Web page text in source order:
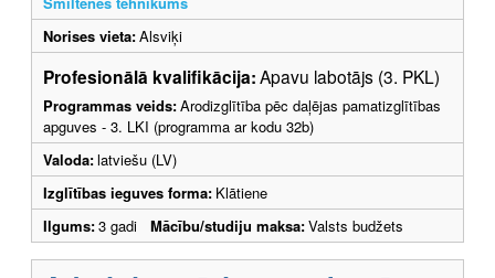
Norises vieta:Alsviķi
Profesionālā kvalifikācija:Apavu labotājs (3. PKL)
Programmas veids:Arodizglītība pēc daļējas pamatizglītības
apguves - 3. LKI (programma ar kodu 32b)
Valoda:latviešu (LV)
Izglītības ieguves forma: Klātiene
Ilgums:3 gadi Mācību/studiju maksa:Valsts budžets